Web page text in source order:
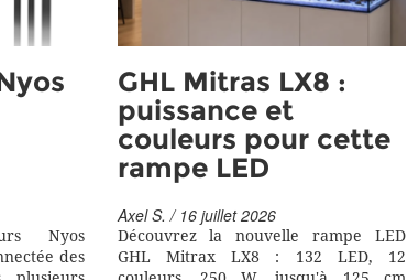
Nyos
des
GHL Mitras LX8 :
puissance et
couleurs pour cette
rampe LED
Axel S. / 16 juillet 2026
Découvrez la nouvelle rampe LED
GHL Mitrax LX8 : 132 LED, 12